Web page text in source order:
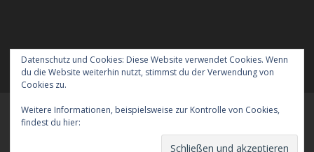
Datenschutz und Cookies: Diese Website verwendet Cookies. Wenn
du die Website weiterhin nutzt, stimmst du der Verwendung von
Cookies zu.
Weitere Informationen, beispielsweise zur Kontrolle von Cookies,
findest du hier:
Meraner Höhenweg wandern mit Hund
Verreisen mit Hund nach England
Das Impressum